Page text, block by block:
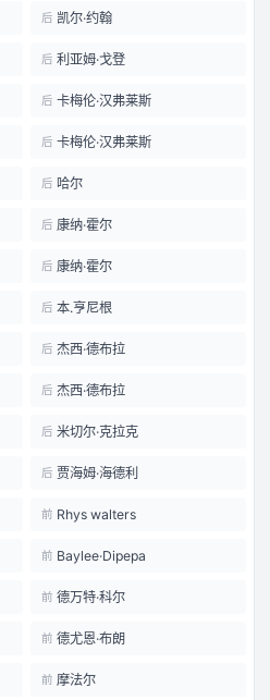
后 凯尔·约翰
后 利亚姆·戈登
后 卡梅伦·汉弗莱斯
后 卡梅伦·汉弗莱斯
后 哈尔
后 康纳·霍尔
后 康纳·霍尔
后 本.亨尼根
后 杰西·德布拉
后 杰西·德布拉
后 米切尔·克拉克
后 贾海姆·海德利
前 Rhys walters
前 Baylee·Dipepa
前 德万特·科尔
前 德尤恩·布朗
前 摩法尔